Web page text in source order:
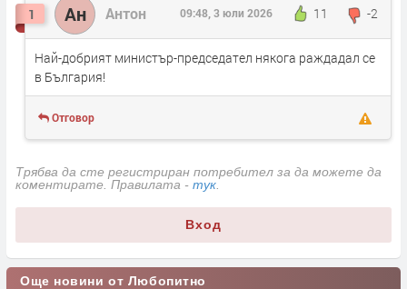
1 Ан Антон 11 -2
09:48, 3 юли 2026
Най-добрият министър-председател някога раждадал се
в България!
Отговор
Трябва да сте регистриран потребител за да можете да
коментирате. Правилата - тук.
Вход
Още новини от Любопитно